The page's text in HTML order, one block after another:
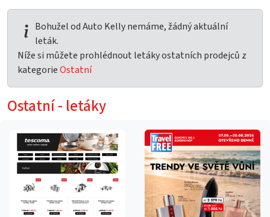
Bohužel od Auto Kelly nemáme, žádný aktuální
leták.
Níže si můžete prohlédnout letáky ostatních prodejců z
kategorieOstatní
Ostatní - letáky